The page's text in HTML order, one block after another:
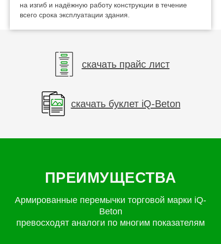
на изгиб и надёжную работу конструкции в течение
всего срока эксплуатации здания.
скачать прайс лист
скачать буклет iQ-Beton
ПРЕИМУЩЕСТВА
Армированные перемычки торговой марки iQ-
Beton
превосходят аналоги по многим показателям